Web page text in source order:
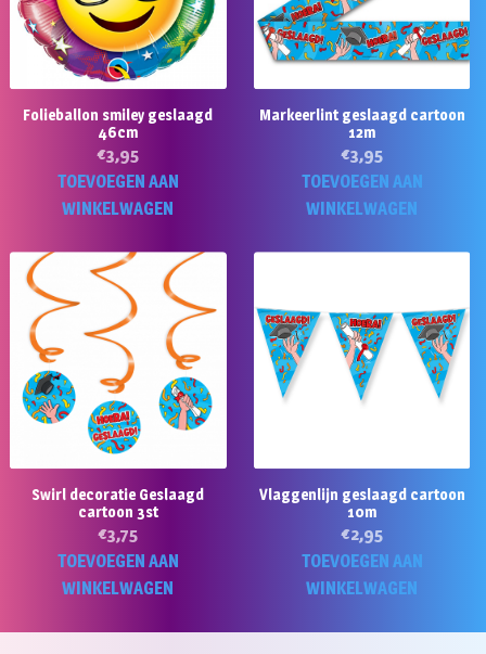
Folieballon smiley geslaagd
46cm
€3,95
TOEVOEGEN AAN
WINKELWAGEN
Markeerlint geslaagd cartoon
12m
€3,95
TOEVOEGEN AAN
WINKELWAGEN
Swirl decoratie Geslaagd
cartoon 3st
€3,75
TOEVOEGEN AAN
WINKELWAGEN
Vlaggenlijn geslaagd cartoon
10m
€2,95
TOEVOEGEN AAN
WINKELWAGEN